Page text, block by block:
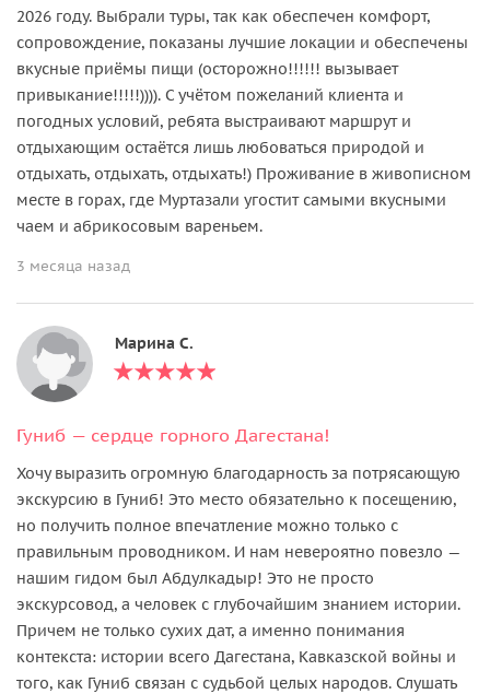
2026 году. Выбрали туры, так как обеспечен комфорт,
сопровождение, показаны лучшие локации и обеспечены
вкусные приёмы пищи (осторожно!!!!!! вызывает
привыкание!!!!!)))). С учётом пожеланий клиента и
погодных условий, ребята выстраивают маршрут и
отдыхающим остаётся лишь любоваться природой и
отдыхать, отдыхать, отдыхать!) Проживание в живописном
месте в горах, где Муртазали угостит самыми вкусными
чаем и абрикосовым вареньем.
3 месяца назад
Марина С.
Гуниб — сердце горного Дагестана!
Хочу выразить огромную благодарность за потрясающую
экскурсию в Гуниб! Это место обязательно к посещению,
но получить полное впечатление можно только с
правильным проводником. И нам невероятно повезло —
нашим гидом был Абдулкадыр! Это не просто
экскурсовод, а человек с глубочайшим знанием истории.
Причем не только сухих дат, а именно понимания
контекста: истории всего Дагестана, Кавказской войны и
того, как Гуниб связан с судьбой целых народов. Слушать